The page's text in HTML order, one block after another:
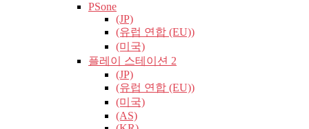
PSone
(JP)
(유럽​​ 연합 (EU))
(미국)
플레이 스테이션 2
(JP)
(유럽​​ 연합 (EU))
(미국)
(AS)